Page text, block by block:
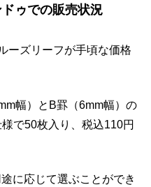
ゥでの販売状況
ーズリーフが手頃な価格
幅）とB罫（6mm幅）の
で50枚入り、税込110円
に応じて選ぶことができ